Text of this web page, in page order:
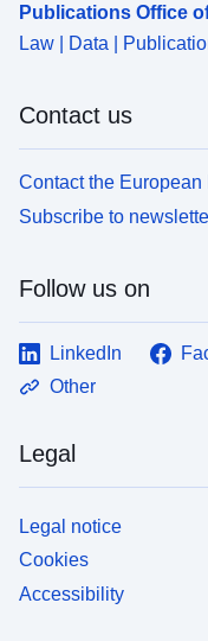
Publications Office
Law | Data |
Contact us
Contact the European
Subscribe to
Follow us on
LinkedIn
Other
Legal
Legal notice
Cookies
Accessibility